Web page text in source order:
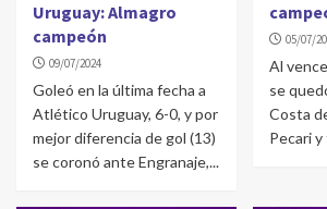
Uruguay: Almagro
campeón
09/07/2024
Goleó en la última fecha a
Atlético Uruguay, 6-0, y por
mejor diferencia de gol (13)
se coronó ante Engranaje,...
05/07/
Al
se
Costa
Pecari y